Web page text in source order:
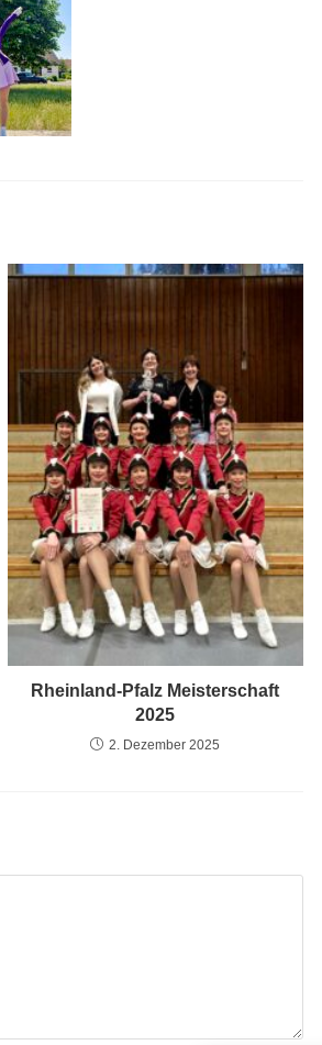
Rheinland-Pfalz Meisterschaft
2025
2. Dezember 2025